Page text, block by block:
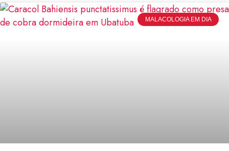
MALACOLOGIA EM DIA